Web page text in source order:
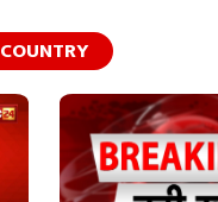
COUNTRY